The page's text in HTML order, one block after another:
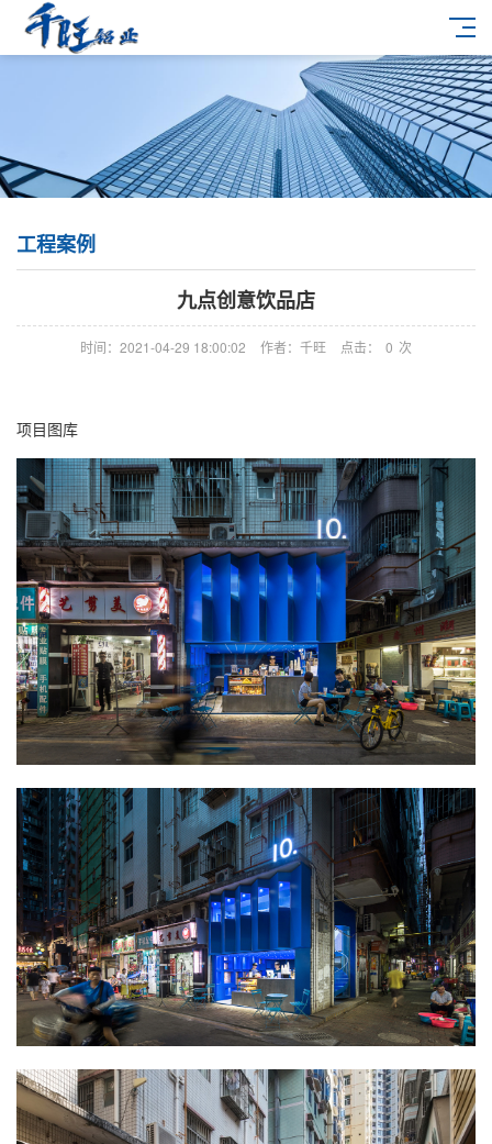
工程案例
九点创意饮品店
时间：2021-04-29 18:00:02 作者：千旺 点击： 0 次
项目图库